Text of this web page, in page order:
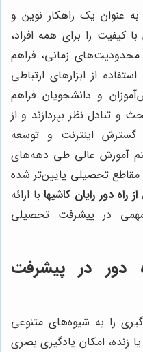
به عنوان یک راهکار نوین و
کیفیت را برای همه افراد،
زمانی، فراهم
از ابزارهای ارتباطی
و دانشجویان فراهم
و تبادل نظر بپردازند و از
گسترش اینترنت و توسعه
آموزش عالی طی دهه‌های
مقاطع تحصیلی پایین‌تر شده
راه دور رایان کاشیهابا ارائه
در پیشرفت تحصیلی
دور در پیشرفت
را به شیوه‌های متنوعی
زنده، امکان یادگیری بصری